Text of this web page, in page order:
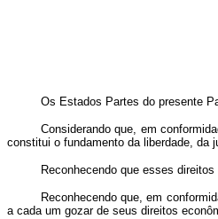
Os Estados Partes do presente
Considerando que, em
constitui o fundamento da liberdade, da
Reconhecendo que esses
Reconhecendo que, em
a cada um gozar de seus direitos